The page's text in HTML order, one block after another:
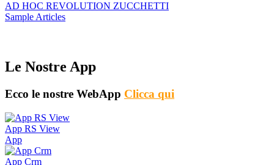
AD HOC REVOLUTION ZUCCHETTI
Sample Articles
Le Nostre App
Ecco le nostre WebApp Clicca qui
App RS View
App
App Crm